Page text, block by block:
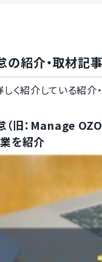
紹介・取材記事
く紹介している紹介
旧：Manage
を紹介